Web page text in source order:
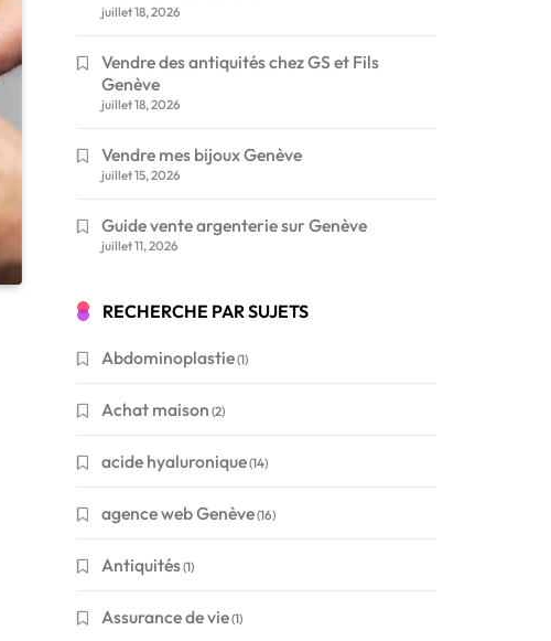
juillet 18, 2026
Vendre des antiquités chez GS et Fils
Genève
juillet 18, 2026
Vendre mes bijoux Genève
juillet 15, 2026
Guide vente argenterie sur Genève
juillet 11, 2026
RECHERCHE PAR SUJETS
Abdominoplastie(1)
Achat maison (2)
acide hyaluronique(14)
agence web Genève(16)
Antiquités(1)
Assurance de vie(1)